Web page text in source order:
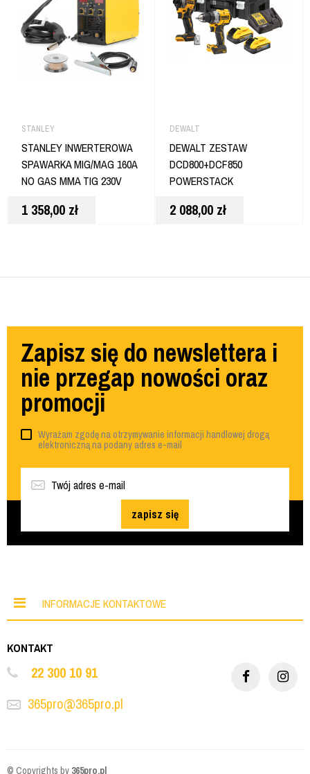
STANLEY
STANLEY INWERTEROWA
SPAWARKA MIG/MAG 160A
NO GAS MMA TIG 230V
1 358,00 zł
DEWALT
DEWALT ZESTAW
DCD800+DCF850
POWERSTACK
2 088,00 zł
Zapisz się do newslettera i
nie przegap nowości oraz
promocji
Wyrażam zgodę na otrzymywanie informacji handlowej drogą
elektroniczną na podany adres e-mail
zapisz się
INFORMACJE KONTAKTOWE
KONTAKT
22 300 10 91
365pro@365pro.pl
© Copyrights by 365pro.pl